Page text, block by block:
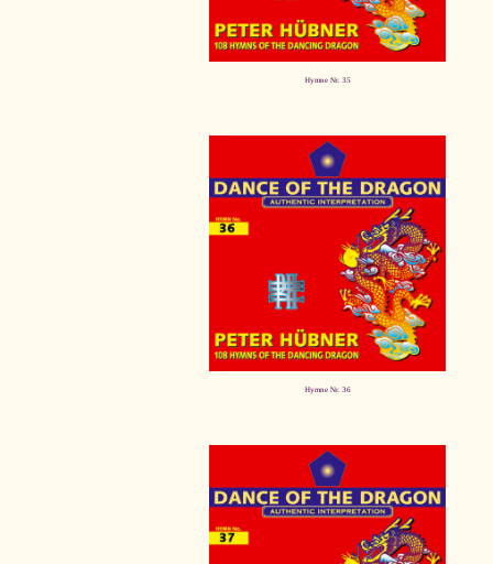
Hymne Nr. 35
Hymne Nr. 36